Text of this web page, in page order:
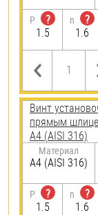
P
?
1.5
n
?
1.6
Винт
прямым
A4 (AISI 316)
Материал
A4 (AISI 316)
P
?
1.5
n
?
1.6